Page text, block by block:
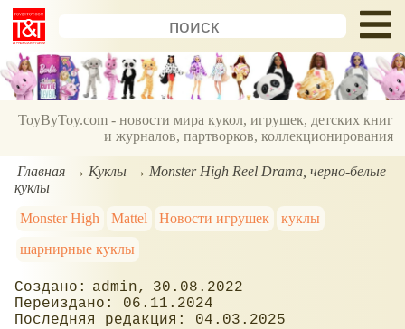
ToyByToy.com - новости мира кукол, игрушек, детских книг
и журналов, партворков, коллекционирования
Главная Куклы
Monster High Reel Drama, черно-белые
куклы
Monster High
Mattel Новости игрушек
куклы
шарнирные куклы
admin
30.08.2022
06.11.2024
04.03.2025